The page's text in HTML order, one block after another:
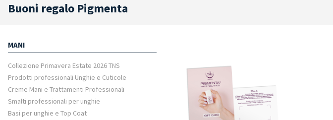
Buoni regalo Pigmenta
MANI
Collezione Primavera Estate 2026 TNS
Prodotti professionali Unghie e Cuticole
Creme Mani e Trattamenti Professionali
Smalti professionali per unghie
Basi per unghie e Top Coat